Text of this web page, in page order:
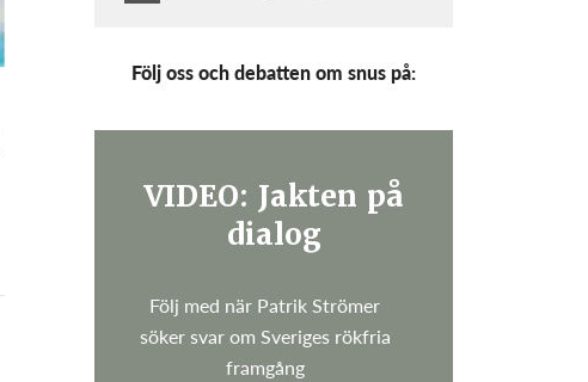
Följ oss och debatten om snus på:
VIDEO: Jakten på
dialog
Följ med när Patrik Strömer
söker svar om Sveriges rökfria
framgång